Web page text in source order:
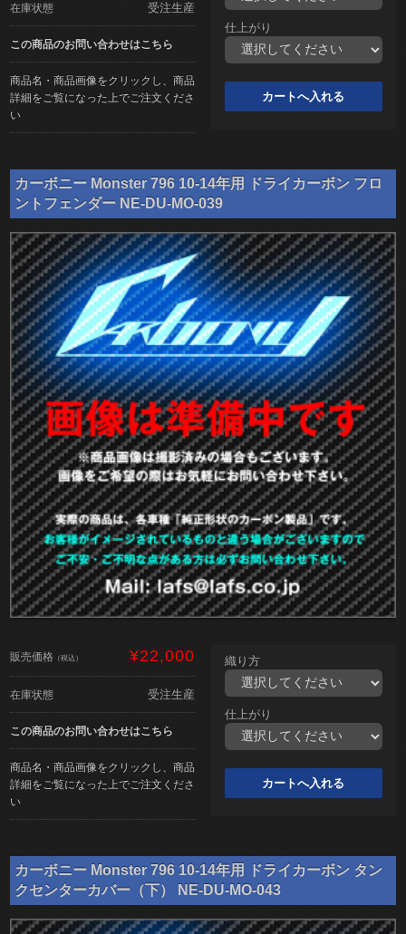
在庫状態 受注生産
この商品のお問い合わせはこちら
商品名・商品画像をクリックし、商品
詳細をご覧になった上でご注文くださ
い
仕上がり
カーボニー Monster 796 10-14年用 ドライカーボン フロ
ントフェンダー NE-DU-MO-039
販売価格 （税込） ¥22,000
在庫状態 受注生産
この商品のお問い合わせはこちら
商品名・商品画像をクリックし、商品
詳細をご覧になった上でご注文くださ
い
織り方
仕上がり
カーボニー Monster 796 10-14年用 ドライカーボン タン
クセンターカバー（下） NE-DU-MO-043